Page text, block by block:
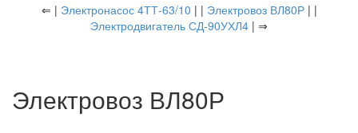
⇐ | Электронасос 4ТТ-63/10 | | Электровоз ВЛ80Р| |
Электродвигатель СД-90УХЛ4 | ⇒
Электровоз ВЛ80Р